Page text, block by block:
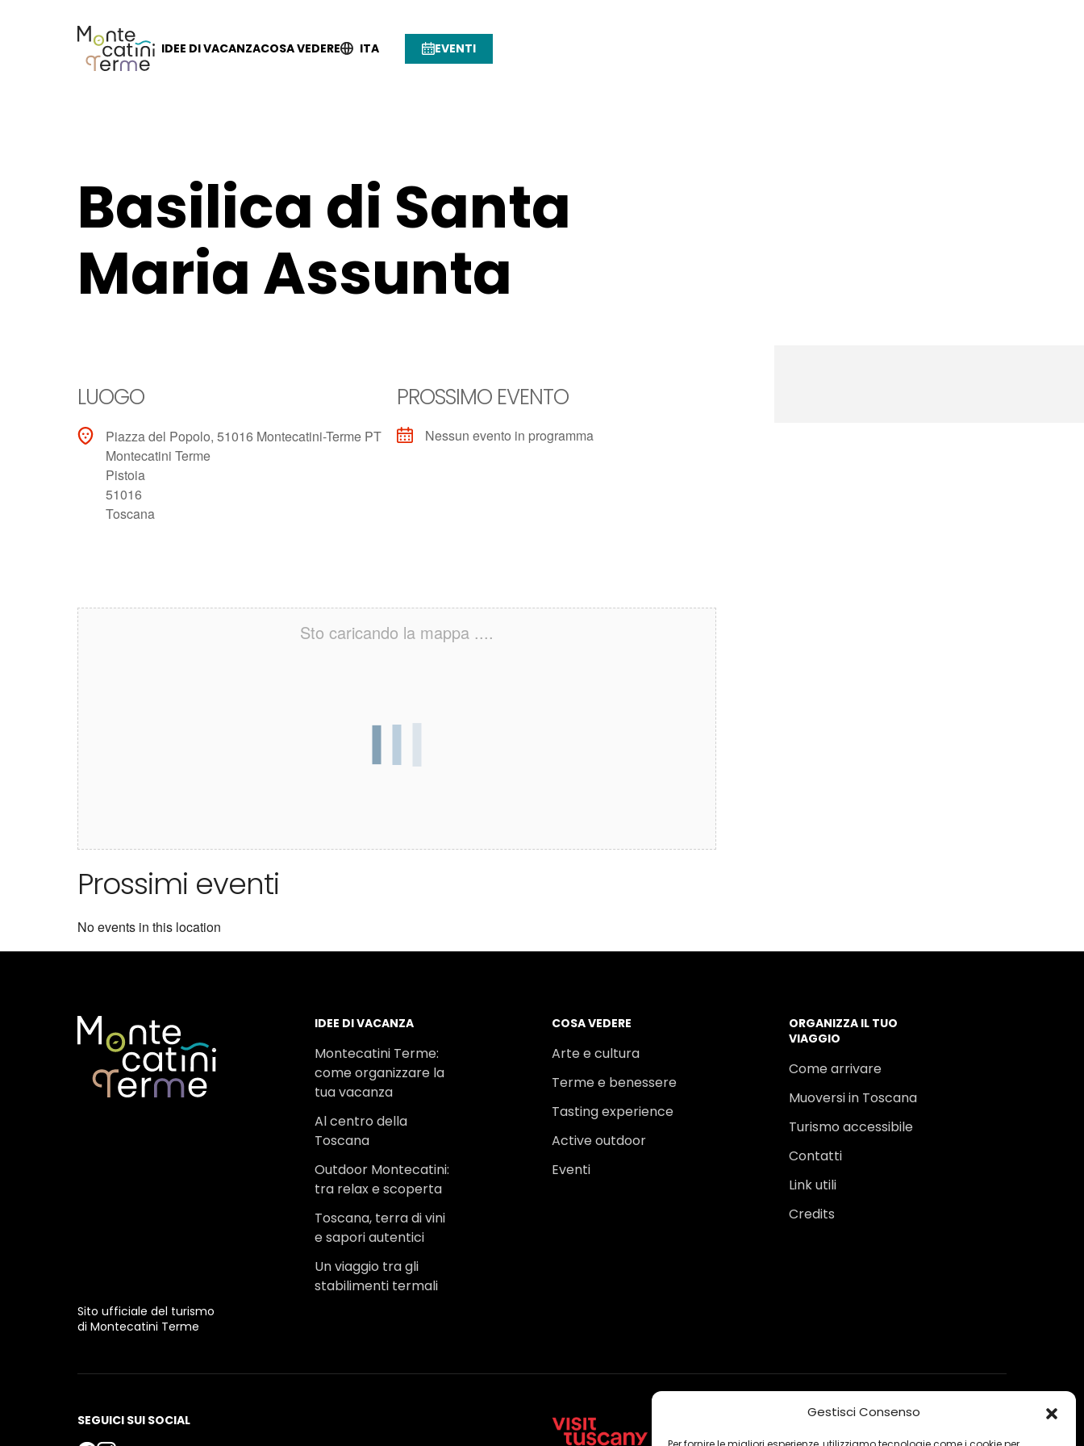
Gestisci Consenso
IDEE DI VACANZACOSA VEDERE ITA EVENTI
Basilica di Santa
Maria Assunta
LUOGO
Piazza del Popolo, 51016 Montecatini-Terme PT
Montecatini Terme
Pistoia
51016
Toscana
PROSSIMO EVENTO
Nessun evento in programma
Sto caricando la mappa ....
Prossimi eventi
No events in this location
Sito ufficiale del turismo
di Montecatini Terme
IDEE DI VACANZA
Montecatini Terme:
come organizzare la
tua vacanza
Al centro della
Toscana
Outdoor Montecatini:
tra relax e scoperta
Toscana, terra di vini
e sapori autentici
Un viaggio tra gli
stabilimenti termali
COSA VEDERE
Arte e cultura
Terme e benessere
Tasting experience
Active outdoor
Eventi
ORGANIZZA IL TUO
VIAGGIO
Come arrivare
Muoversi in Toscana
Turismo accessibile
Contatti
Link utili
Credits
SEGUICI SUI SOCIAL